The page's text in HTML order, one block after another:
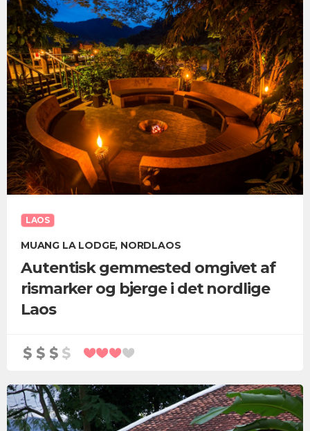
LAOS
MUANG LA LODGE, NORDLAOS
Autentisk gemmested omgivet af
rismarker og bjerge i det nordlige
Laos